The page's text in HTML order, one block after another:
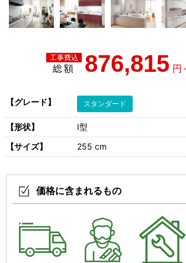
総額 876,815
【グレード】 スタンダード
【形状】
I型
【サイズ】
255 cm
価格に含まれるもの